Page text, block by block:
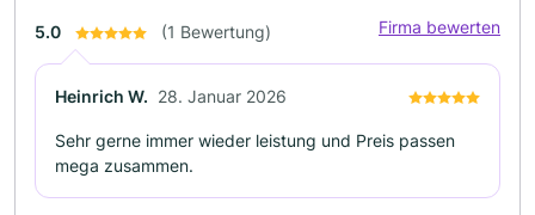
5.0 (1 Bewertung) Firma bewerten
Heinrich W. 28. Januar 2026
Sehr gerne immer wieder leistung und Preis passen
mega zusammen.